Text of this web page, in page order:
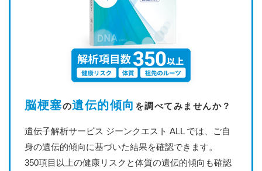
脳梗塞の遺伝的傾向 を調べてみませんか？
遺伝子解析サービス ジーンクエスト ALL では、ご自
身の遺伝的傾向に基づいた結果を確認できます。
350項目以上の健康リスクと体質の遺伝的傾向も確認